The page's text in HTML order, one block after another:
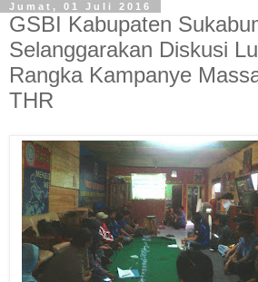
Jumat, 01 Juli 2016
GSBI Kabupaten
Selanggarakan Diskusi
Rangka Kampanye
THR